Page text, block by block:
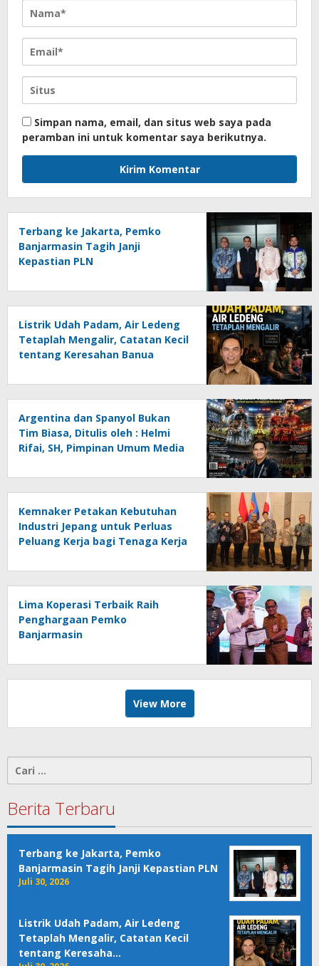
Simpan nama, email, dan situs web saya pada
peramban ini untuk komentar saya berikutnya.
Terbang ke Jakarta, Pemko
Banjarmasin Tagih Janji
Kepastian PLN
Listrik Udah Padam, Air Ledeng
Tetaplah Mengalir, Catatan Kecil
tentang Keresahan Banua
Ancaman Lingkungan, Oleh :
Helmi Rifai, SH
Argentina dan Spanyol Bukan
Tim Biasa, Ditulis oleh : Helmi
Rifai, SH, Pimpinan Umum Media
Kemnaker Petakan Kebutuhan
Industri Jepang untuk Perluas
Peluang Kerja bagi Tenaga Kerja
Lima Koperasi Terbaik Raih
Penghargaan Pemko
Banjarmasin
View More
Cari
Berita Terbaru
Terbang ke Jakarta, Pemko
Banjarmasin Tagih Janji Kepastian PLN
Juli 30, 2026
Listrik Udah Padam, Air Ledeng
Tetaplah Mengalir, Catatan Kecil
tentang Keresaha…